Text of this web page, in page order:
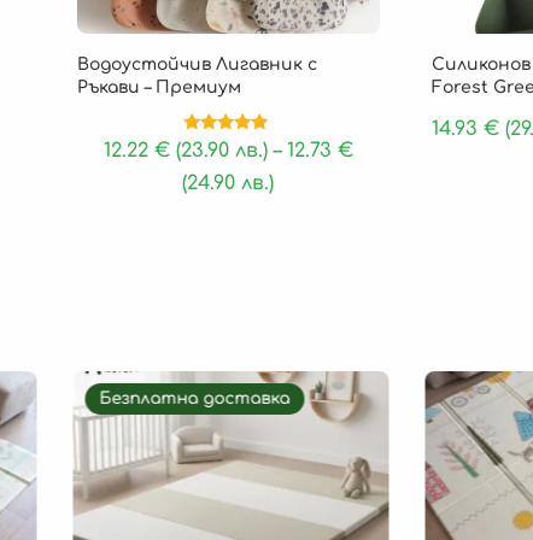
Водоустойчив Лигавник с
Ръкави – Премиум
Оценено на
5.00
от 5
12.22 €(23.90 лв.)– 12.73 €
(24.90 лв.)
Forest
14.93€
Безплатна доставка